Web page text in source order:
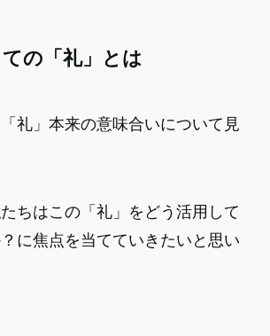
の「礼」とは
礼」本来の意味合いについて見
ちはこの「礼」をどう活用して
に焦点を当てていきたいと思い